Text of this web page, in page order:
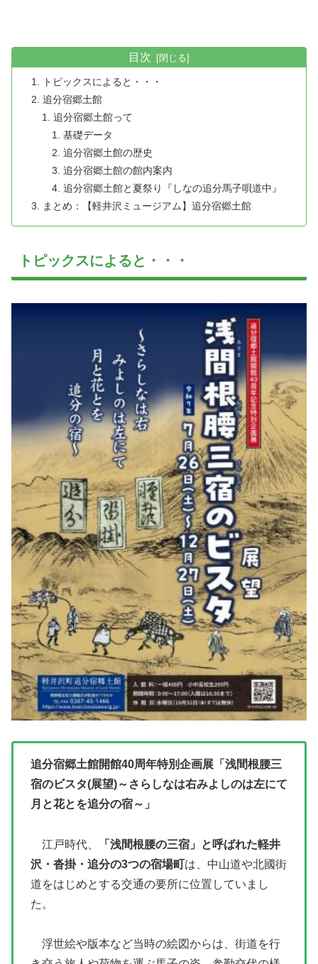
目次
トピックスによると・・・
追分宿郷土館
追分宿郷土館って
基礎データ
追分宿郷土館の歴史
追分宿郷土館の館内案内
追分宿郷土館と夏祭り『しなの追分馬子唄道中』
まとめ：【軽井沢ミュージアム】追分宿郷土館
トピックスによると・・・
追分宿郷土館開館40周年特別企画展「浅間根腰三
宿のビスタ(展望)～さらしなは右みよしのは左にて
月と花とを追分の宿～」
江戸時代、
「浅間根腰の三宿」と呼ばれた軽井
沢・沓掛・追分の3つの宿場町は、中山道や北國街
道をはじめとする交通の要所に位置していまし
た。
浮世絵や版本など当時の絵図からは、街道を行